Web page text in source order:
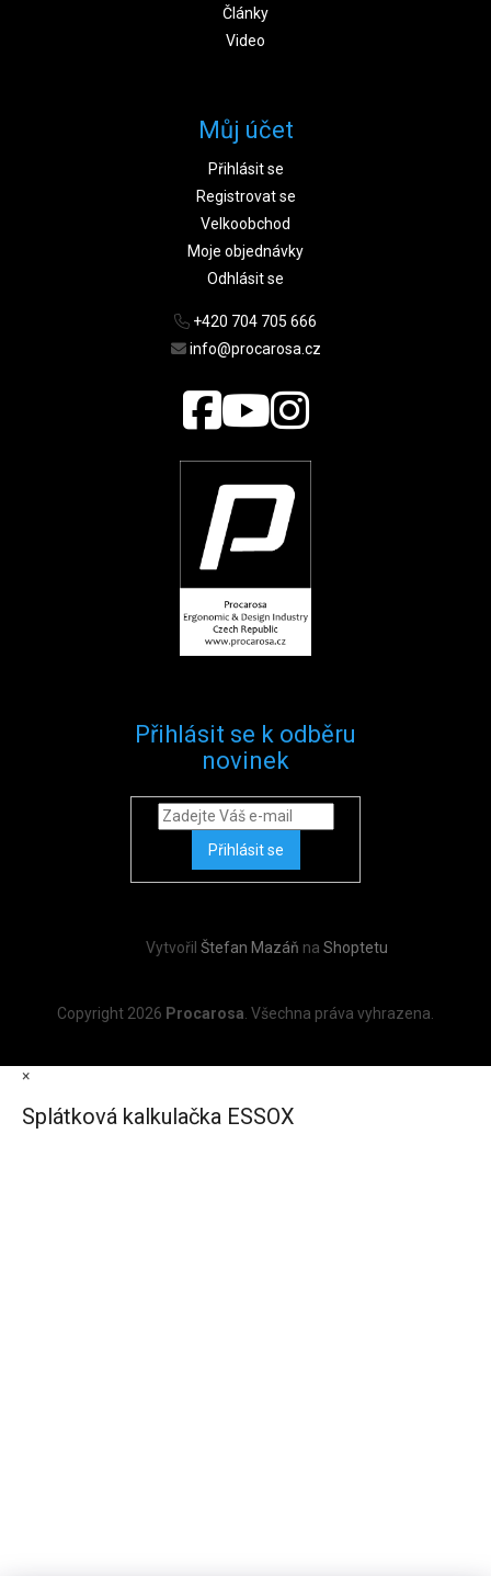
Články
Video
Můj účet
Přihlásit se
Registrovat se
Velkoobchod
Moje objednávky
Odhlásit se
+420 704 705 666
info@procarosa.cz
Přihlásit se k odběru
novinek
Přihlásit se
Vytvořil Štefan Mazáň na Shoptetu
Copyright 2026 Procarosa . Všechna práva vyhrazena.
×
Splátková kalkulačka ESSOX